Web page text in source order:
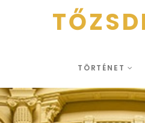
TÖRTÉNET